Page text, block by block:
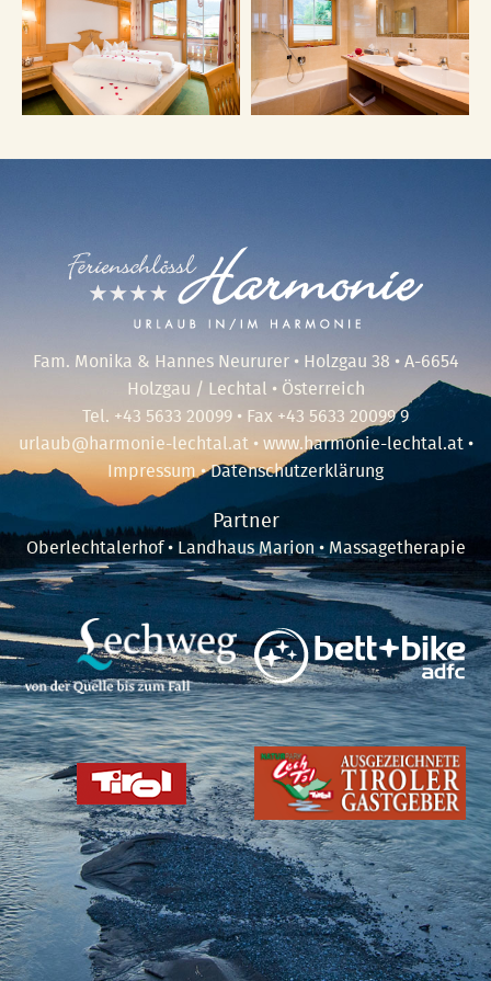
Fam. Monika & Hannes Neururer • Holzgau 38 • A-6654
Holzgau / Lechtal • Österreich
Tel. +43 5633 20099 • Fax +43 5633 20099 9
urlaub@harmonie-lechtal.at•www.harmonie-lechtal.at•
Impressum•Datenschutzerklärung
Partner
Oberlechtalerhof• Landhaus Marion•Massagetherapie